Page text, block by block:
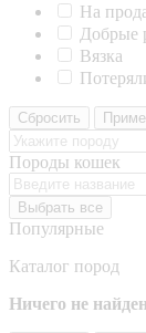
На
Добрые
Вязка
Сбросить
Породы кошек
Выбрать все
Популярные
Каталог пород
Ничего не